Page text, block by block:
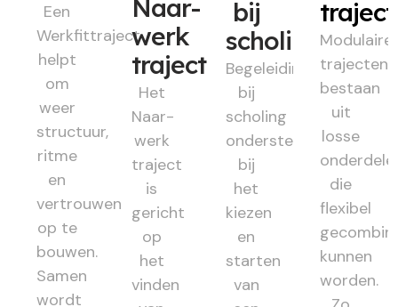
Een
Werkfittraject
helpt
om
weer
structuur,
ritme
en
vertrouwen
op te
bouwen.
Samen
wordt
Naar-
werk
traject
Het
Naar-
werk
traject
is
gericht
op
het
vinden
bij
scholing
Begeleiding
bij
scholing
ondersteunt
bij
het
kiezen
en
starten
van
Modulaire
trajecten
bestaan
uit
losse
die
flexibel
kunnen
worden.